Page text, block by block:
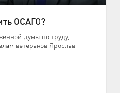
ОСАГО?
думы по труду,
ветеранов Ярослав